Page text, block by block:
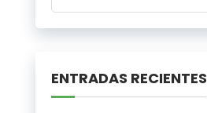
ENTRADAS RECIENTES